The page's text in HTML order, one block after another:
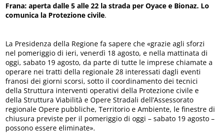
Frana: aperta dalle 5 alle 22 la strada per Oyace e Bionaz. Lo
comunica la Protezione civile.
La Presidenza della Regione fa sapere che «grazie agli sforzi
nel pomeriggio di ieri, venerdì 18 agosto, e nella mattinata di
oggi, sabato 19 agosto, da parte di tutte le imprese chiamate a
operare nei tratti della regionale 28 interessati dagli eventi
franosi dei giorni scorsi, sotto il coordinamento dei tecnici
della Struttura interventi operativi della Protezione civile e
della Struttura Viabilità e Opere Stradali dell’Assessorato
regionale Opere pubbliche, Territorio e Ambiente, le finestre di
chiusura previste per il pomeriggio di oggi – sabato 19 agosto –
possono essere eliminate».